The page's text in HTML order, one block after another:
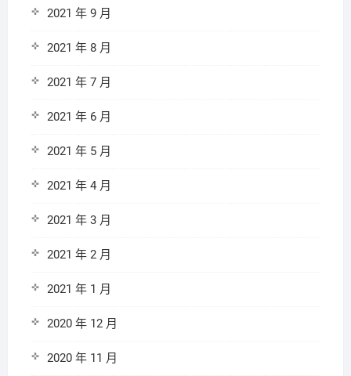
2021 年 9 月
2021 年 8 月
2021 年 7 月
2021 年 6 月
2021 年 5 月
2021 年 4 月
2021 年 3 月
2021 年 2 月
2021 年 1 月
2020 年 12 月
2020 年 11 月